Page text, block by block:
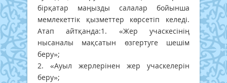
бірқатар маңызды салалар бойынша
мемлекеттік қызметтер көрсетіп келеді.
Атап айтқанда:1. «Жер учаскесінің
нысаналы мақсатын өзгертуге шешім
беру»;
2. «Ауыл жерлерінен жер учаскелерін
беру»;